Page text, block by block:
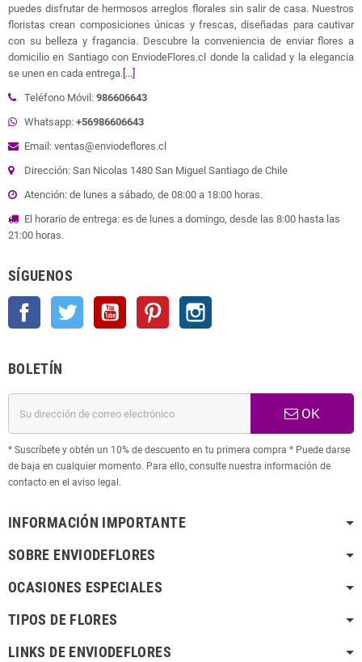
puedes disfrutar de hermosos arreglos florales sin salir de casa. Nuestros
floristas crean composiciones únicas y frescas, diseñadas para cautivar
con su belleza y fragancia. Descubre la conveniencia de enviar flores a
domicilio en Santiago con EnviodeFlores.cl donde la calidad y la elegancia
se unen en cada entrega. [...]
Teléfono Móvil: 986606643
Whatsapp: +56986606643
Email: ventas@enviodeflores.cl
Dirección: San Nicolas 1480 San Miguel Santiago de Chile
Atención: de lunes a sábado, de 08:00 a 18:00 horas.
El horario de entrega: es de lunes a domingo, desde las 8:00 hasta las
21:00 horas.
SÍGUENOS
Facebook Twitter YouTube Pinterest
BOLETÍN
OK
* Suscríbete y obtén un 10% de descuento en tu primera compra * Puede darse
de baja en cualquier momento. Para ello, consulte nuestra información de
contacto en el aviso legal.
INFORMACIÓN IMPORTANTE
SOBRE ENVIODEFLORES
OCASIONES ESPECIALES
TIPOS DE FLORES
LINKS DE ENVIODEFLORES